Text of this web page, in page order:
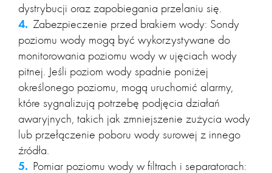
dystrybucji oraz zapobiegania przelaniu się.
Zabezpieczenie przed brakiem wody: Sondy
poziomu wody mogą być wykorzystywane do
monitorowania poziomu wody w ujęciach wody
pitnej. Jeśli poziom wody spadnie poniżej
określonego poziomu, mogą uruchomić alarmy,
które sygnalizują potrzebę podjęcia działań
awaryjnych, takich jak zmniejszenie zużycia wody
lub przełączenie poboru wody surowej z innego
źródła.
Pomiar poziomu wody w filtrach i separatorach: